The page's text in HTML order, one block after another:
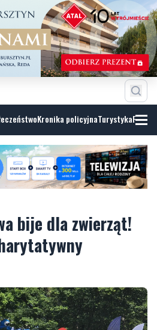
Kronika policyjnaTurystyka
bije dla zwierząt!